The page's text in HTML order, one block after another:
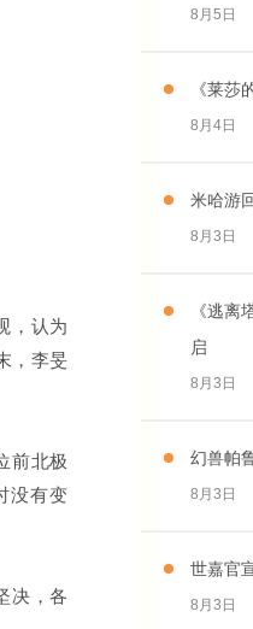
，认为
，李旻
前北极
没有变
决，各
8月5日
《莱莎
8月4日
米哈游
8月3日
《逃离
启
8月3日
幻兽帕
8月3日
世嘉官
8月3日